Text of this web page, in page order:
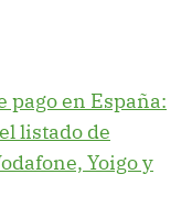
pago en España:
listado de
Yoigo y